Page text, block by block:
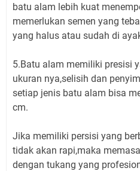
batu alam lebih kuat
memerlukan semen yang
yang halus atau sudah di
5.Batu alam memiliki presisi
ukuran nya,selisih dan
setiap jenis batu alam bisa
cm.
Jika memiliki persisi yang
tidak akan rapi,maka
dengan tukang yang